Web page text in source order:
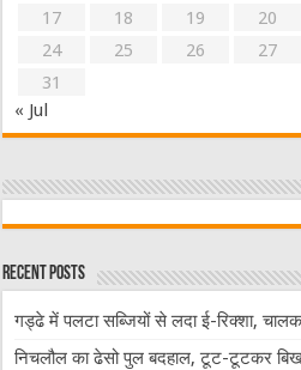
17
18 19 20
24
25 26 27
31
« Jul
Recent Posts
गड्ढे में पलटा सब्जियों से लदा ई-रिक्शा,
निचलौल का ढेसो पुल बदहाल, टूट-टूटकर